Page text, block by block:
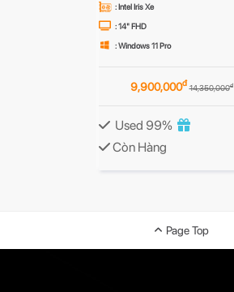
: Intel Iris Xe
: 14" FHD
: Windows 11 Pro
9,900,000đ 14,350,000đ
Used 99%
Còn Hàng
Page Top